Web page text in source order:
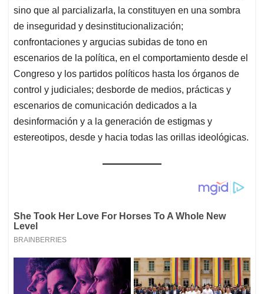
sino que al parcializarla, la constituyen en una sombra
de inseguridad y desinstitucionalización;
confrontaciones y argucias subidas de tono en
escenarios de la política, en el comportamiento desde el
Congreso y los partidos políticos hasta los órganos de
control y judiciales; desborde de medios, prácticas y
escenarios de comunicación dedicados a la
desinformación y a la generación de estigmas y
estereotipos, desde y hacia todas las orillas ideológicas.